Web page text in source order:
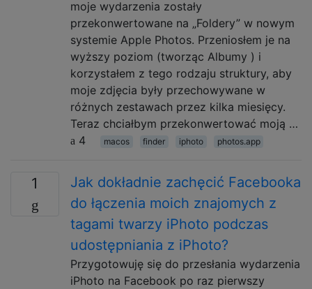
moje wydarzenia zostały
przekonwertowane na „Foldery” w nowym
systemie Apple Photos. Przeniosłem je na
wyższy poziom (tworząc Albumy ) i
korzystałem z tego rodzaju struktury, aby
moje zdjęcia były przechowywane w
różnych zestawach przez kilka miesięcy.
Teraz chciałbym przekonwertować moją …
4
macos finder iphoto photos.app
1
Jak dokładnie zachęcić Facebooka
do łączenia moich znajomych z
tagami twarzy iPhoto podczas
udostępniania z iPhoto?
Przygotowuję się do przesłania wydarzenia
iPhoto na Facebook po raz pierwszy